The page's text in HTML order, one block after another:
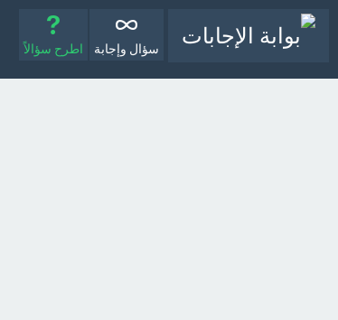
سؤال وإجابة اطرح سؤالاً